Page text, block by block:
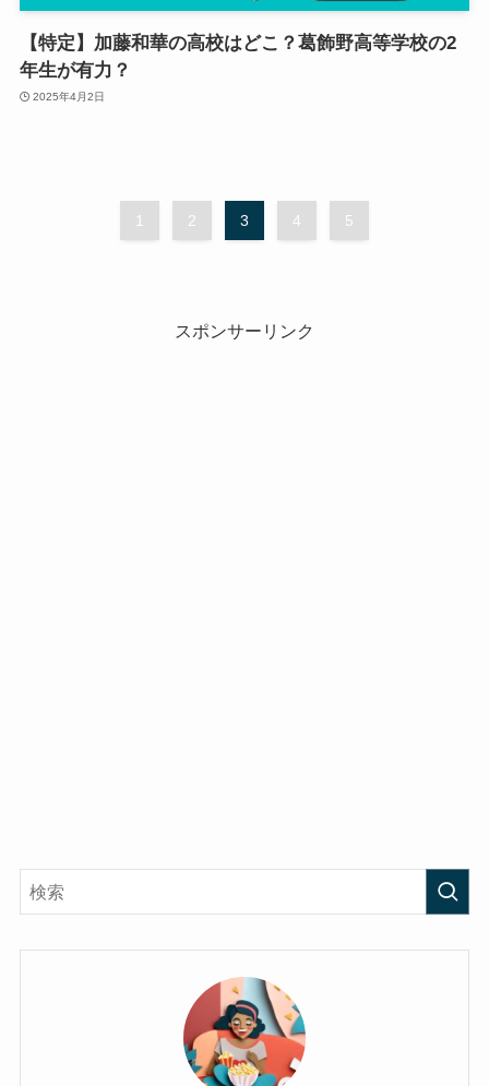
【特定】加藤和華の高校はどこ？葛飾野高等学校の2
年生が有力？
2025年4月2日
1 2 3 4 5
スポンサーリンク